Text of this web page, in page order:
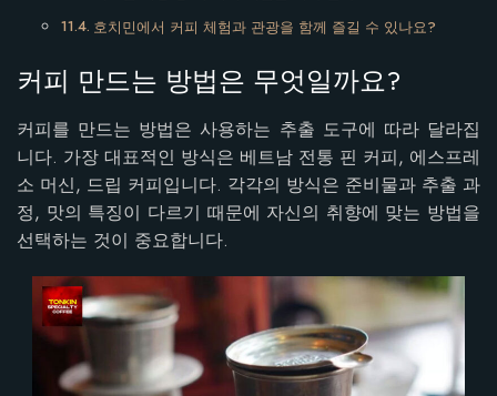
호치민에서 커피 체험과 관광을 함께 즐길 수 있나요?
커피 만드는 방법은 무엇일까요?
커피를 만드는 방법은 사용하는 추출 도구에 따라 달라집
니다. 가장 대표적인 방식은 베트남 전통 핀 커피, 에스프레
소 머신, 드립 커피입니다. 각각의 방식은 준비물과 추출 과
정, 맛의 특징이 다르기 때문에 자신의 취향에 맞는 방법을
선택하는 것이 중요합니다.